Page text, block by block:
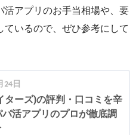
活アプリのお手当相場や、要
いるので、ぜひ参考にして
24日
ターズ)の評判・口コミを辛
パ活アプリのプロが徹底調